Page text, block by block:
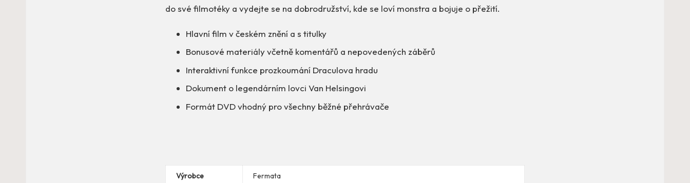
do své filmotéky a vydejte se na dobrodružství, kde se loví monstra a bojuje o přežití.
Hlavní film v českém znění a s titulky
Bonusové materiály včetně komentářů a nepovedených záběrů
Interaktivní funkce prozkoumání Draculova hradu
Dokument o legendárním lovci Van Helsingovi
Formát DVD vhodný pro všechny běžné přehrávače
Výrobce Fermata